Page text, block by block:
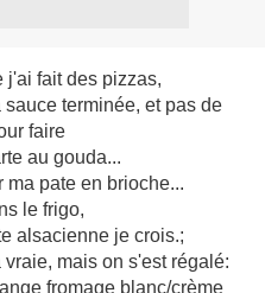
j'ai fait des pizzas,
terminée, et pas de
faire
au gouda...
ma pate en brioche...
le frigo,
alsacienne je crois.;
mais on s'est régalé:
fromage blanc/crème